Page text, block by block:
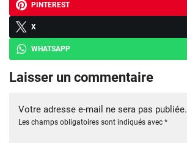
PINTEREST
X
WHATSAPP
Laisser un commentaire
Votre adresse e-mail ne sera pas publiée.
Les champs obligatoires sont indiqués avec *